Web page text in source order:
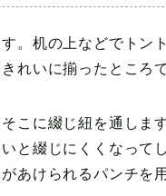
。机の上などでトン
れいに揃ったところ
こに綴じ紐を通しま
と綴じにくくなって
あけられるパンチを